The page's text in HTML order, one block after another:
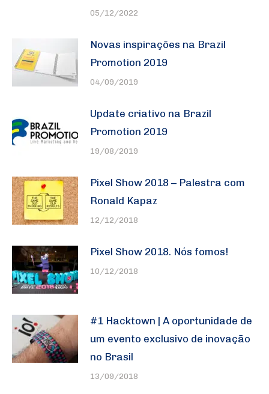
05/12/2022
Novas inspirações na Brazil
Promotion 2019
04/09/2019
Update criativo na Brazil
Promotion 2019
19/08/2019
Pixel Show 2018 – Palestra com
Ronald Kapaz
12/12/2018
Pixel Show 2018. Nós fomos!
10/12/2018
#1 Hacktown | A oportunidade de
um evento exclusivo de inovação
no Brasil
13/09/2018